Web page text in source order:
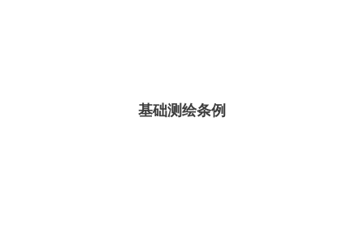
基础测绘条例